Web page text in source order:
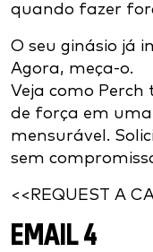
quando fazer
O seu ginásio já
Agora, meça-o.
Veja como
de força em
mensurável.
sem
<<REQUEST A
EMAIL 4